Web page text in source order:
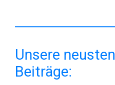
Unsere neusten
Beiträge: